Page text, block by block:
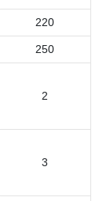
220
250
2
3